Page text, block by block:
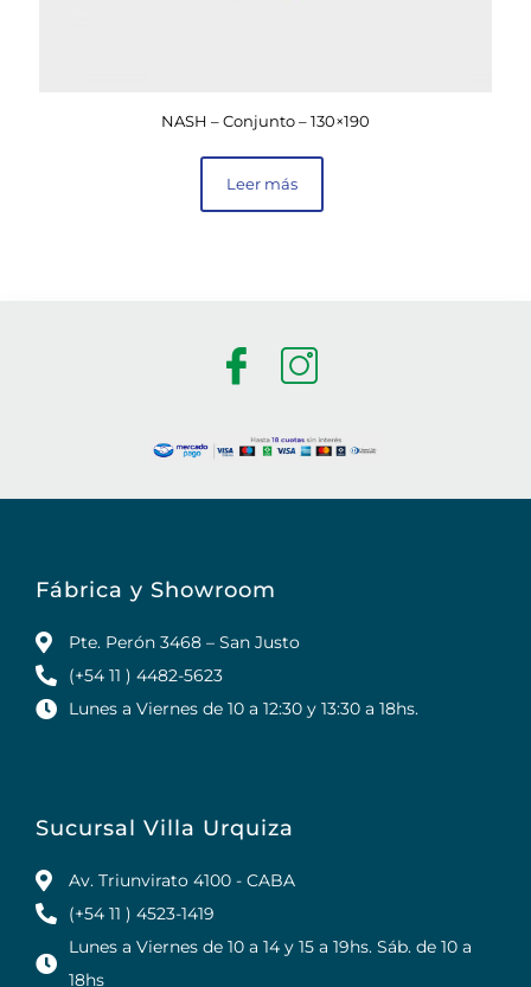
NASH – Conjunto – 130×190
Leer más
Fábrica y Showroom
Pte. Perón 3468 – San Justo
(+54 11 ) 4482-5623
Lunes a Viernes de 10 a 12:30 y 13:30 a 18hs.
Sucursal Villa Urquiza
Av. Triunvirato 4100 - CABA
(+54 11 ) 4523-1419
Lunes a Viernes de 10 a 14 y 15 a 19hs. Sáb. de 10 a
18hs